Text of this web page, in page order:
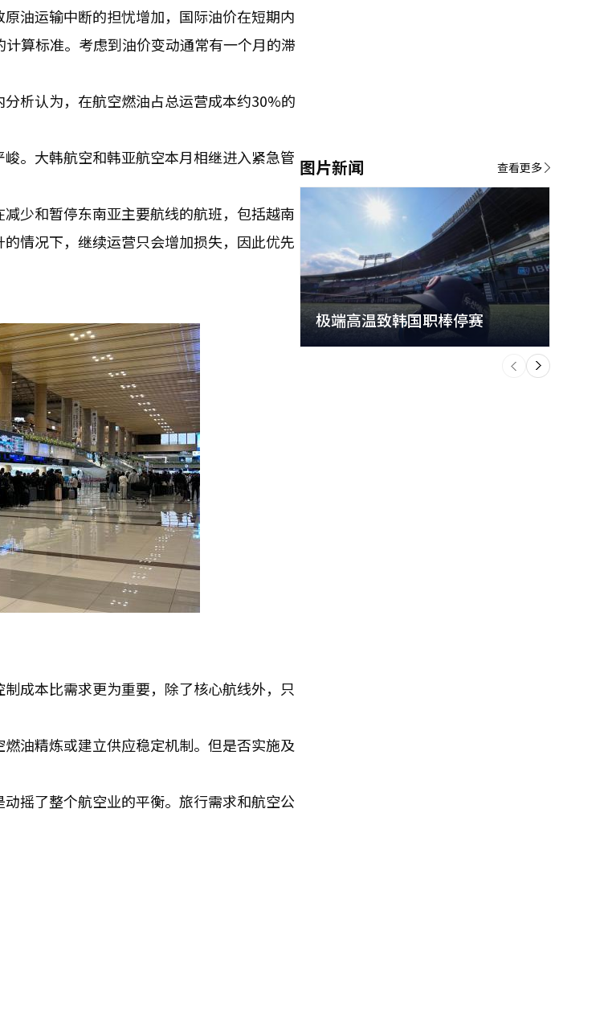
油运输中断的担忧增加，国际油价在短期内
算标准。考虑到油价变动通常有一个月的滞
析认为，在航空燃油占总运营成本约30%的
。大韩航空和韩亚航空本月相继进入紧急管
少和暂停东南亚主要航线的航班，包括越南
情况下，继续运营只会增加损失，因此优先
成本比需求更为重要，除了核心航线外，只
油精炼或建立供应稳定机制。但是否实施及
摇了整个航空业的平衡。旅行需求和航空公
图片新闻
极端高温致韩国职棒停赛
下
一
个
查看更多